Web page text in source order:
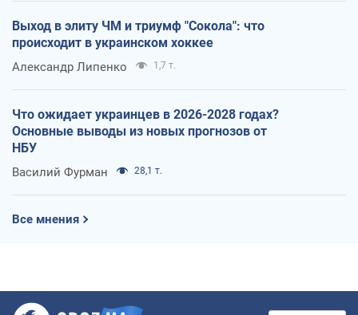
Выход в элиту ЧМ и триумф "Сокола": что
происходит в украинском хоккее
Александр Липенко 1,7 т.
Что ожидает украинцев в 2026-2028 годах?
Основные выводы из новых прогнозов от
НБУ
Василий Фурман 28,1 т.
Все мнения